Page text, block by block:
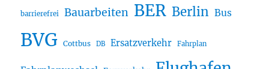
barrierefrei Bauarbeiten BER Berlin Bus
BVG Cottbus DB Ersatzverkehr Fahrplan